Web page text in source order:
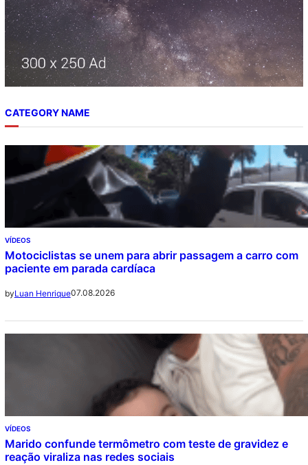
CATEGORY NAME
VÍDEOS
Motociclistas se unem para abrir passagem a carro com
paciente em parada cardíaca
byLuan Henrique07.08.2026
VÍDEOS
Marido confunde termômetro com teste de gravidez e
reação viraliza nas redes sociais